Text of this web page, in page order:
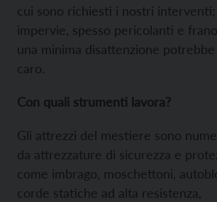
cui sono richiesti i nostri
impervie, spesso pericolanti e
una minima disattenzione
caro.
Con quali strumenti lavora?
Gli attrezzi del mestiere sono
da attrezzature di sicurezza e
come imbrago, moschettoni,
corde statiche ad alta resistenza,